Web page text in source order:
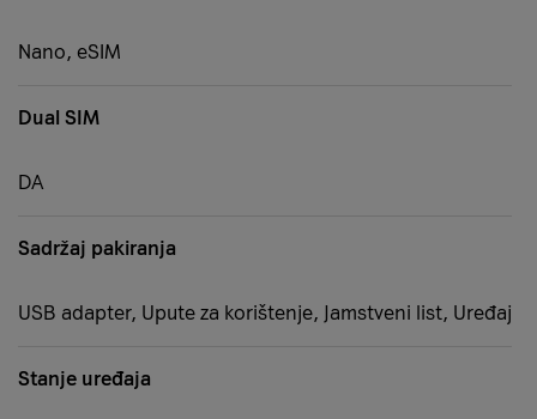
Nano, eSIM
Dual SIM
DA
Sadržaj pakiranja
USB adapter, Upute za korištenje, Jamstveni list, Uređaj
Stanje uređaja